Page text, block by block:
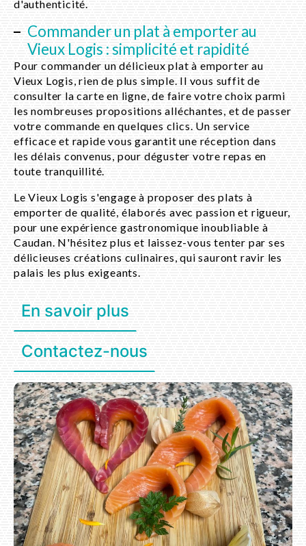
d'authenticité.
Commander un plat à emporter au
Vieux Logis : simplicité et rapidité
Pour commander un délicieux plat à emporter au
Vieux Logis, rien de plus simple. Il vous suffit de
consulter la carte en ligne, de faire votre choix parmi
les nombreuses propositions alléchantes, et de passer
votre commande en quelques clics. Un service
efficace et rapide vous garantit une réception dans
les délais convenus, pour déguster votre repas en
toute tranquillité.
Le Vieux Logis s'engage à proposer des plats à
emporter de qualité, élaborés avec passion et rigueur,
pour une expérience gastronomique inoubliable à
Caudan. N'hésitez plus et laissez-vous tenter par ses
délicieuses créations culinaires, qui sauront ravir les
palais les plus exigeants.
En savoir plus
Contactez-nous